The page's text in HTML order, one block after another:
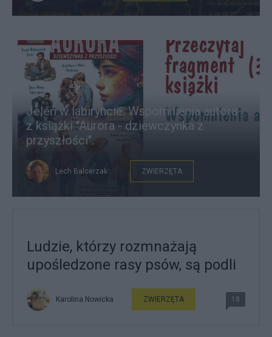
Jeleń w labiryncie. Wspomnienia autora
z książki "Aurora - dziewczynka z
przyszłości".
Lech Balcerzak ZWIERZĘTA
Ludzie, którzy rozmnażają
upośledzone rasy psów, są podli
Karolina Nowicka ZWIERZĘTA 18